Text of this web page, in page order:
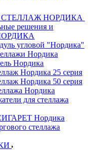
НОРДИКА
решения и
угловой "Нордика"
Нордика
Нордика
Нордика 25 серия
Нордика 50 серия
Нордика
для стеллажа
Нордика
стеллажа